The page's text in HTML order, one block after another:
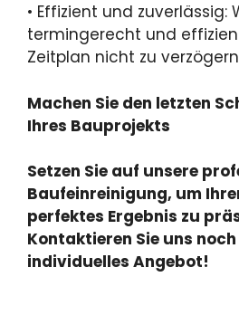
• Effizient und zuverlässig:
termingerecht und
Zeitplan nicht zu
Machen Sie den letzten
Ihres Bauprojekts
Setzen Sie auf unsere
Baufeinreinigung, um
perfektes Ergebnis zu
Kontaktieren Sie uns
individuelles Angebot!